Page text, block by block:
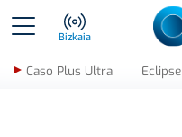
Bizkaia
Caso Plus Ultra Eclipse